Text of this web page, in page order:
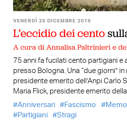
VENERDÌ 20 DICEMBRE 2019
L’eccidio dei cento
A cura di Annalisa Paltrinieri e
75 anni fa fucilati cento partigiani e
presso Bologna. Una “due giorni”
presidente emerito dell’Anpi Carlo
Maria Flick, presidente emerito
Anniversari
Fascismo
Partigiani
Stragi